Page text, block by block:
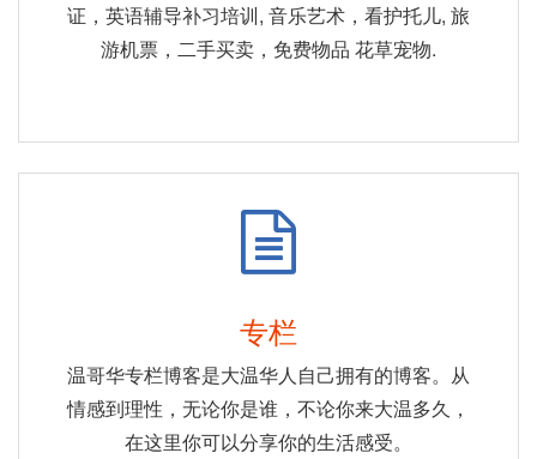
证，英语辅导补习培训, 音乐艺术，看护托儿, 旅
游机票，二手买卖，免费物品 花草宠物.
专栏
温哥华专栏博客是大温华人自己拥有的博客。从
情感到理性，无论你是谁，不论你来大温多久，
在这里你可以分享你的生活感受。